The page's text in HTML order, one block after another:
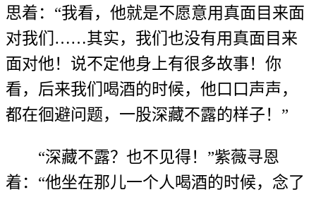
思着：“我看，他就是不愿意用真面目来面
对我们……其实，我们也没有用真面目来
面对他！说不定他身上有很多故事！你
看，后来我们喝酒的时候，他口口声声，
都在徊避问题，一股深藏不露的样子！”
“深藏不露？也不见得！”紫薇寻恩
着：“他坐在那儿一个人喝酒的时候，念了